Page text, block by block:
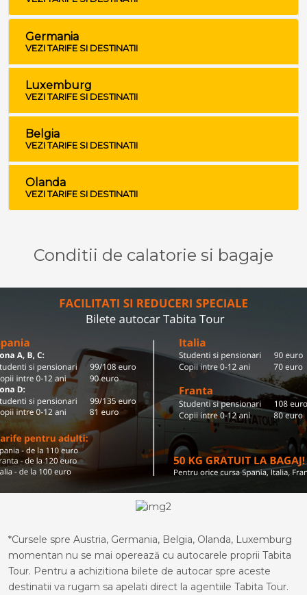
Germania
VEZI TARIFE SI DESTINATII
Luxemburg
VEZI TARIFE SI DESTINATII
Belgia
VEZI TARIFE SI DESTINATII
Olanda
VEZI TARIFE SI DESTINATII
Conditii de calatorie si bagaje
*Cursele spre Austria, Germania, Belgia, Olanda, Luxemburg
momentan nu se mai operează cu autocarele proprii Tabita
Tour. Pentru a achizitiona bilete de autocar spre aceste
destinatii va rugam sa apelati direct la agentiile Tabita Tour.